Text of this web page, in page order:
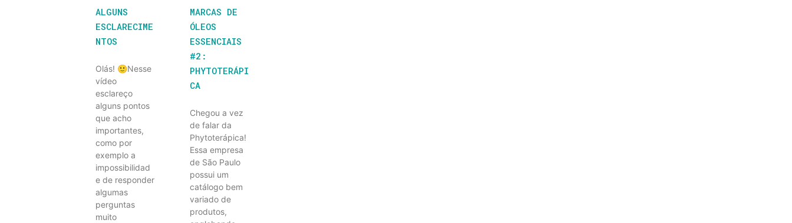
ALGUNS
ESCLARECIME
NTOS
Olás! 🙂Nesse
vídeo
esclareço
alguns pontos
que acho
importantes,
como por
exemplo a
impossibilidad
e de responder
algumas
perguntas
muito
MARCAS DE
ÓLEOS
ESSENCIAIS
#2:
PHYTOTERÁPI
CA
Chegou a vez
de falar da
Phytoterápica!
Essa empresa
de São Paulo
possui um
catálogo bem
variado de
produtos,